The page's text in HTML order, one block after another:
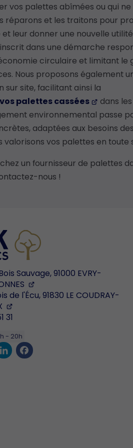
vos palettes abîmées ou qui
réparons et les traitons pour
et leur donner une nouvelle
dans une démarche
circulaire et limitant le
Nous proposons également
sur site, facilitant ainsi la
palettes cassées
dans
environnemental passe
adaptées aux besoins
valorisons vos palettes en toute
un fournisseur de palettes
nous !
Sauvage,91000 EVRY-
de l'Écu,91830 LE COUDRAY-
31
- 20h